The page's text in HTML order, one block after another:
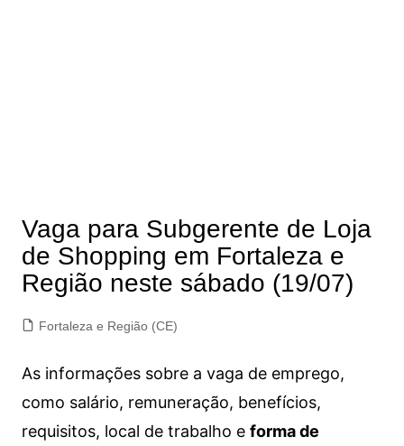
Vaga para Subgerente de Loja
de Shopping em Fortaleza e
Região neste sábado (19/07)
Fortaleza e Região (CE)
As informações sobre a vaga de emprego,
como salário, remuneração, benefícios,
requisitos, local de trabalho e forma de